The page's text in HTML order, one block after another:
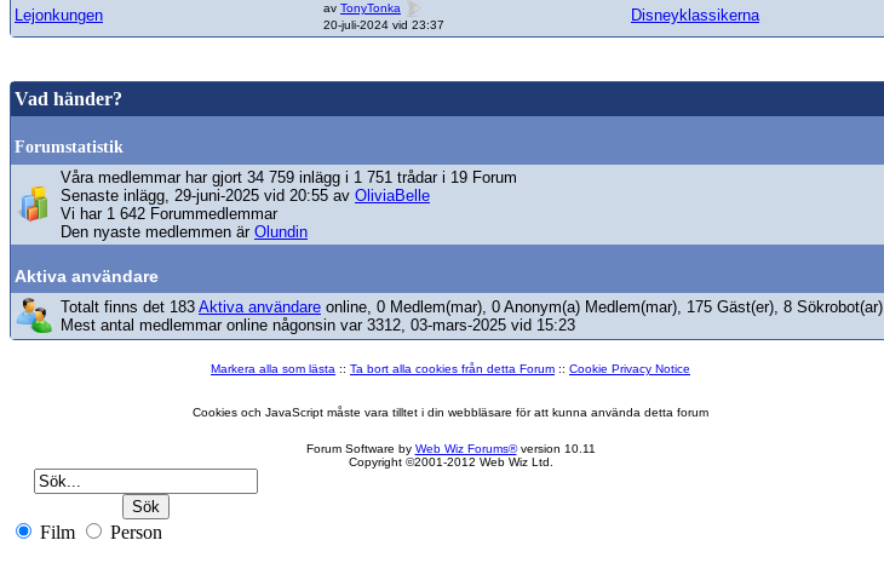
Lejonkungen av TonyTonka
20-juli-2024 vid 23:37
Disneyklassikerna
Vad händer?
Forumstatistik
Våra medlemmar har gjort 34 759 inlägg i 1 751 trådar i 19 Forum
Senaste inlägg, 29-juni-2025 vid 20:55 av OliviaBelle
Vi har 1 642 Forummedlemmar
Den nyaste medlemmen är Olundin
Aktiva användare
Totalt finns det 183 Aktiva användare online, 0 Medlem(mar), 0 Anonym(a) Medlem(mar), 175 Gäst(er), 8 Sökrobot(ar)
Mest antal medlemmar online någonsin var 3312, 03-mars-2025 vid 15:23
Markera alla som lästa :: Ta bort alla cookies från detta Forum :: Cookie Privacy Notice
Cookies och JavaScript måste vara tilltet i din webbläsare för att kunna använda detta forum
Forum Software by Web Wiz Forums®version 10.11
Copyright ©2001-2012 Web Wiz Ltd.
Film Person